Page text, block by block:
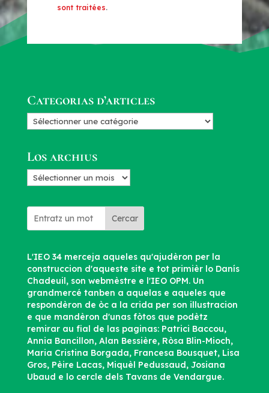
sont traitées.
Categorias d’articles
Categorias
Los archius
Los
Cercar
L'IEO 34 merceja aqueles qu'ajudèron per la
construccion d'aqueste site e tot primièr lo Danís
Chadeuil, son webmèstre e l'IEO OPM. Un
grandmercé tanben a aquelas e aqueles que
respondèron de òc a la crida per son illustracion
e que mandèron d'unas fòtos que podètz
remirar au fial de las paginas: Patrici Baccou,
Annia Bancillon, Alan Bessière, Ròsa Blin-Mioch,
Maria Cristina Borgada, Francesa Bousquet, Lisa
Gros, Pèire Lacas, Miquèl Pedussaud, Josiana
Ubaud e lo cercle dels Tavans de Vendargue.